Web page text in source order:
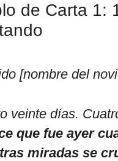
de Carta 1:
[nombre del
veinte días.
que fue ayer
miradas se